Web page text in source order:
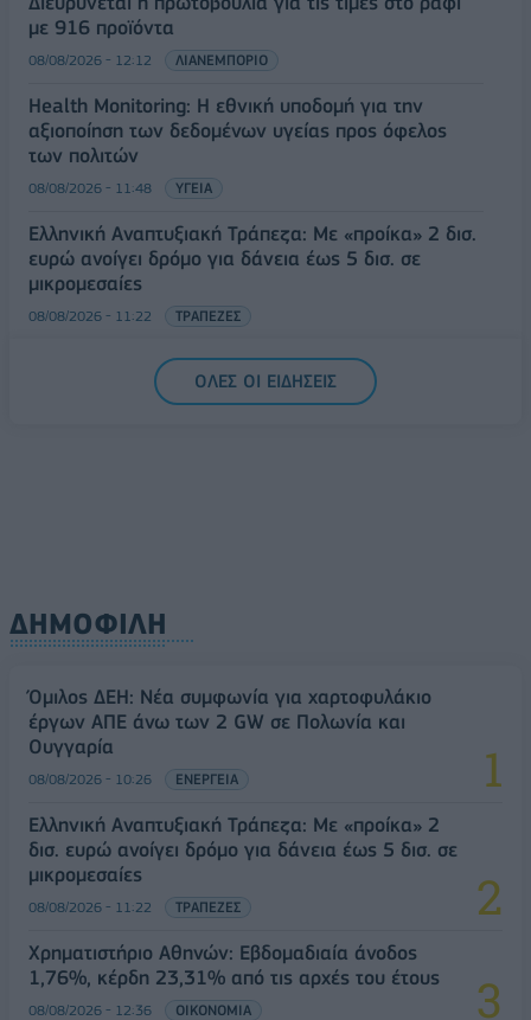
με 916 προϊόντα
08/08/2026 - 12:12 ΛΙΑΝΕΜΠΟΡΙΟ
Health Monitoring: Η εθνική υποδομή για την
αξιοποίηση των δεδομένων υγείας προς όφελος
των πολιτών
08/08/2026 - 11:48 ΥΓΕΙΑ
Ελληνική Αναπτυξιακή Τράπεζα: Με «προίκα» 2 δισ.
ευρώ ανοίγει δρόμο για δάνεια έως 5 δισ. σε
μικρομεσαίες
08/08/2026 - 11:22 ΤΡΑΠΕΖΕΣ
5G παντού, 6G στον ορίζοντα: Πού βρίσκεται η
Ελλάδα στη μεγάλη τεχνολογική μετάβαση
ΟΛΕΣ ΟΙ ΕΙΔΗΣΕΙΣ
ΔΗΜΟΦΙΛΗ
Όμιλος ΔΕΗ: Νέα συμφωνία για χαρτοφυλάκιο
έργων ΑΠΕ άνω των 2 GW σε Πολωνία και
Ουγγαρία
08/08/2026 - 10:26 ΕΝΕΡΓΕΙΑ
Ελληνική Αναπτυξιακή Τράπεζα: Με «προίκα» 2
δισ. ευρώ ανοίγει δρόμο για δάνεια έως 5 δισ. σε
μικρομεσαίες
08/08/2026 - 11:22 ΤΡΑΠΕΖΕΣ
Χρηματιστήριο Αθηνών: Εβδομαδιαία άνοδος
1,76%, κέρδη 23,31% από τις αρχές του έτους
08/08/2026 - 12:36 ΟΙΚΟΝΟΜΙΑ